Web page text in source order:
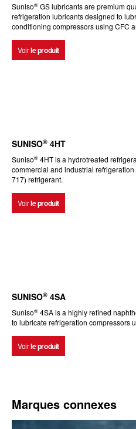
Suniso® GS lubricants are premium
refrigeration lubricants designed to
conditioning compressors using CFC
Voirle produit
SUNISO® 4HT
Suniso® 4HT is a hydrotreated
commercial and industrial
717) refrigerant.
Voirle produit
SUNISO® 4SA
Suniso® 4SA is a highly refined
to lubricate refrigeration compressors
Voirle produit
Marques connexes